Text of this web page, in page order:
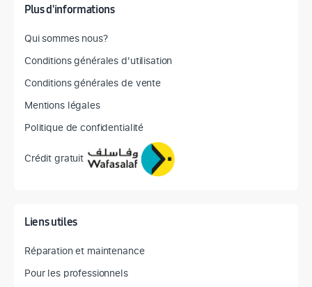
Plus d'informations
Qui sommes nous?
Conditions générales d'utilisation
Conditions générales de vente
Mentions légales
Politique de confidentialité
Crédit gratuit
Liens utiles
Réparation et maintenance
Pour les professionnels